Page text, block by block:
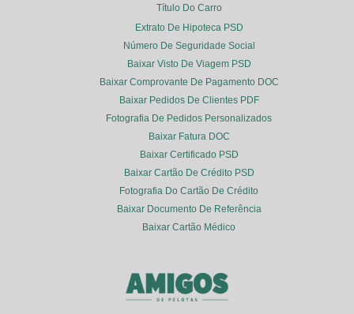
Título Do Carro
Extrato De Hipoteca PSD
Número De Seguridade Social
Baixar Visto De Viagem PSD
Baixar Comprovante De Pagamento DOC
Baixar Pedidos De Clientes PDF
Fotografia De Pedidos Personalizados
Baixar Fatura DOC
Baixar Certificado PSD
Baixar Cartão De Crédito PSD
Fotografia Do Cartão De Crédito
Baixar Documento De Referência
Baixar Cartão Médico